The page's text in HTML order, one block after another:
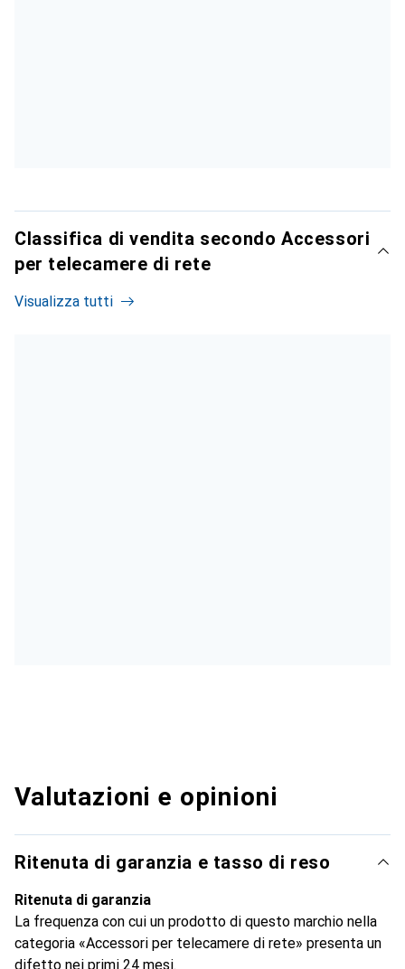
Classifica di vendita secondo Accessori
per telecamere di rete
Visualizza tutti
Valutazioni e opinioni
Ritenuta di garanzia e tasso di reso
Ritenuta di garanzia
La frequenza con cui un prodotto di questo marchio nella
categoria «Accessori per telecamere di rete» presenta un
difetto nei primi 24 mesi.